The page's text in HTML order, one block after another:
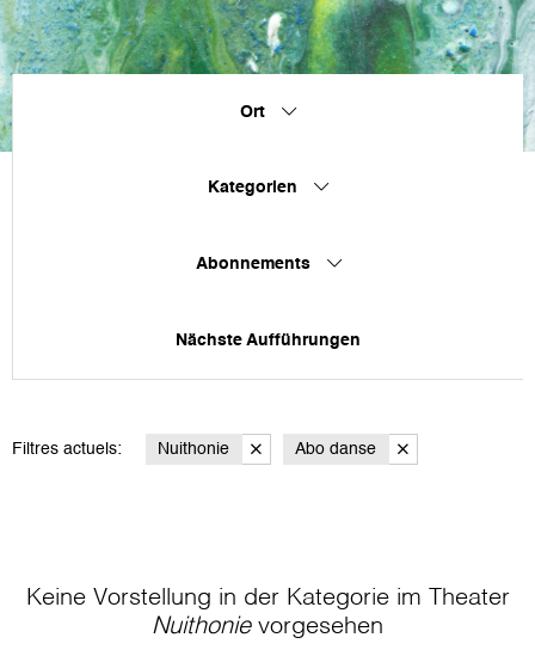
Ort
Kategorien
Abonnements
Nächste Aufführungen
Filtres actuels: Nuithonie Abo danse
Keine Vorstellung in der Kategorie im Theater
Nuithonievorgesehen